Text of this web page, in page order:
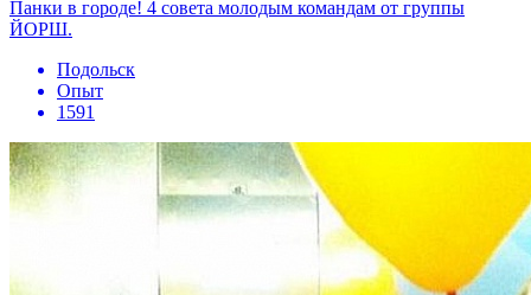
Панки в городе! 4 совета молодым командам от группы
ЙОРШ.
Подольск
Опыт
1591